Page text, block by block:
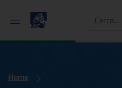
Ricerca
Home